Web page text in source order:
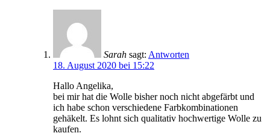
Sarah sagt: Antworten
18. August 2020 bei 15:22
Hallo Angelika,
bei mir hat die Wolle bisher noch nicht abgefärbt und
ich habe schon verschiedene Farbkombinationen
gehäkelt. Es lohnt sich qualitativ hochwertige Wolle zu
kaufen.